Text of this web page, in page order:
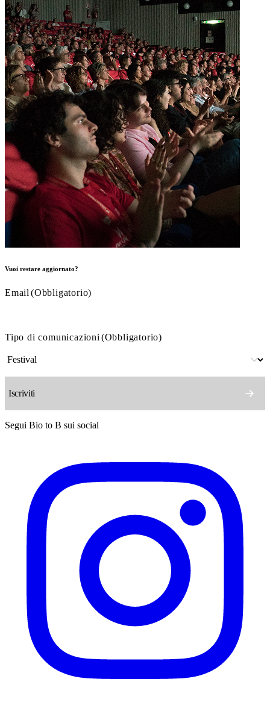
Vuoi restare aggiornato?
Email (Obbligatorio)
Tipo di comunicazioni (Obbligatorio)
Segui Bio to B sui social